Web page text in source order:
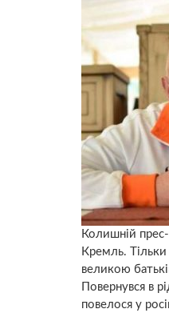
Колишній
Кремль. Тільки
великою
Повернувся в
повелося у